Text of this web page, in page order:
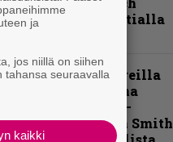
Enemy Tavastialla
”Näillä festareilla
kaikki on aina
kohdallaan” –
raportti John Smith
ja
jos niillä on siihen
tahansa seuraavalla
kaikki